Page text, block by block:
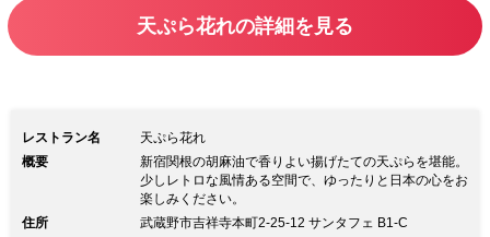
刺身などの一品料理を揃えてお待ちして
天ぷら花れの詳細を見る
レストラン名
天ぷら花れ
概要
新宿関根の胡麻油で香りよい揚げたての天ぷらを堪能。
少しレトロな風情ある空間で、ゆったりと日本の心をお
楽しみください。
住所
武蔵野市吉祥寺本町2-25-12 サンタフェ B1-C